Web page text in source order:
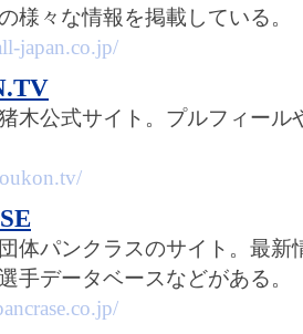
様々な情報を掲載している。
japan.co.jp/
木公式サイト。プルフィー
体パンクラスのサイト。最新
手データベースなどがある。